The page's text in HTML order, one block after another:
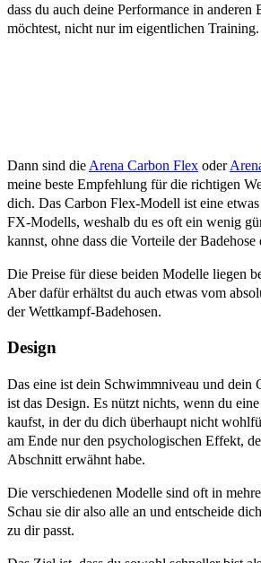
dass du auch deine Performance in anderen
möchtest, nicht nur im eigentlichen Training.
Dann sind die Arena Carbon Flex oder
meine beste Empfehlung für die richtigen
dich. Das Carbon Flex-Modell ist eine
FX-Modells, weshalb du es oft ein wenig
kannst, ohne dass die Vorteile der Badehose
Die Preise für diese beiden Modelle liegen
Aber dafür erhältst du auch etwas vom
der Wettkampf-Badehosen.
Design
Das eine ist dein Schwimmniveau und dein
ist das Design. Es nützt nichts, wenn du
kaufst, in der du dich überhaupt nicht
am Ende nur den psychologischen Effekt,
Abschnitt erwähnt habe.
Die verschiedenen Modelle sind oft in
Schau sie dir also alle an und entscheide
zu dir passt.